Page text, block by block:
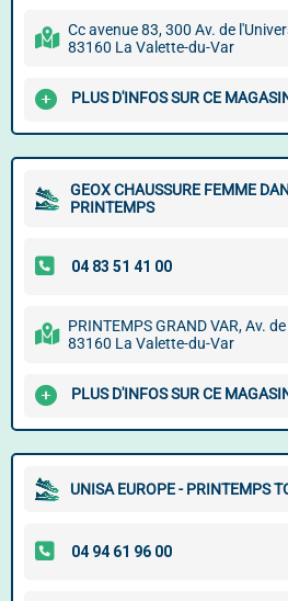
Cc avenue 83, 300 Av. de
83160 La Valette-du-Var
PLUS D'INFOS SUR CE
GEOX CHAUSSURE FEMME
PRINTEMPS
PRINTEMPS GRAND VAR, Av.
83160 La Valette-du-Var
PLUS D'INFOS SUR CE
UNISA EUROPE - PRINTEMPS